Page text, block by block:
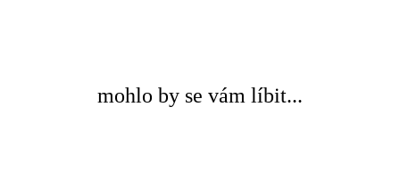
mohlo by se vám líbit...